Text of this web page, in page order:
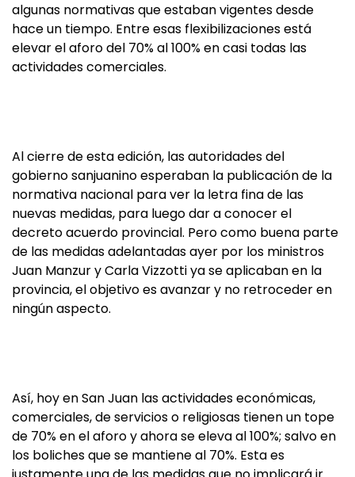
algunas normativas que estaban vigentes desde
hace un tiempo. Entre esas flexibilizaciones está
elevar el aforo del 70% al 100% en casi todas las
actividades comerciales.
Al cierre de esta edición, las autoridades del
gobierno sanjuanino esperaban la publicación de la
normativa nacional para ver la letra fina de las
nuevas medidas, para luego dar a conocer el
decreto acuerdo provincial. Pero como buena parte
de las medidas adelantadas ayer por los ministros
Juan Manzur y Carla Vizzotti ya se aplicaban en la
provincia, el objetivo es avanzar y no retroceder en
ningún aspecto.
Así, hoy en San Juan las actividades económicas,
comerciales, de servicios o religiosas tienen un tope
de 70% en el aforo y ahora se eleva al 100%; salvo en
los boliches que se mantiene al 70%. Esta es